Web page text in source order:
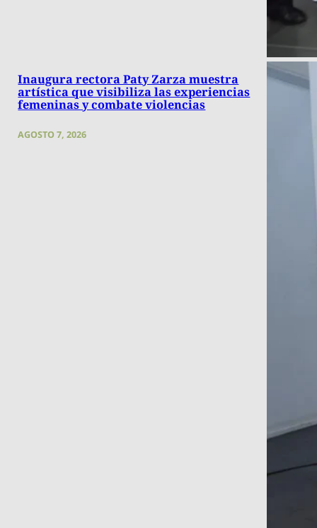
Inaugura rectora Paty Zarza muestra
artística que visibiliza las experiencias
femeninas y combate violencias
AGOSTO 7, 2026